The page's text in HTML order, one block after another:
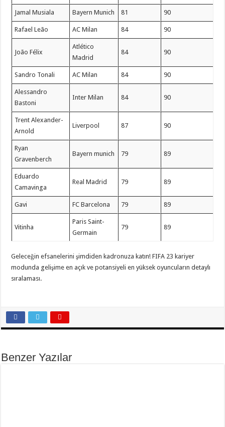
Jamal Musiala Bayern Munich 81 90
Rafael Leão AC Milan 84 90
João Félix
Atlético
Madrid
84 90
Sandro Tonali AC Milan 84 90
Alessandro
Bastoni
Inter Milan 84 90
Trent Alexander-
Arnold
Liverpool 87 90
Ryan
Gravenberch
Bayern munich 79 89
Eduardo
Camavinga
Real Madrid 79 89
Gavi FC Barcelona 79 89
Vitinha
Paris Saint-
Germain
79 89
Geleceğin efsanelerini şimdiden kadronuza katın! FIFA 23 kariyer
modunda gelişime en açık ve potansiyeli en yüksek oyuncuların detaylı
sıralaması.
Benzer Yazılar